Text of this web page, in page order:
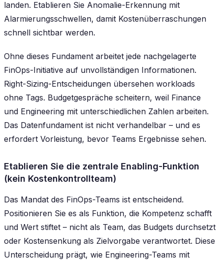
landen. Etablieren Sie Anomalie-Erkennung mit
Alarmierungsschwellen, damit Kostenüberraschungen
schnell sichtbar werden.
Ohne dieses Fundament arbeitet jede nachgelagerte
FinOps-Initiative auf unvollständigen Informationen.
Right-Sizing-Entscheidungen übersehen workloads
ohne Tags. Budgetgespräche scheitern, weil Finance
und Engineering mit unterschiedlichen Zahlen arbeiten.
Das Datenfundament ist nicht verhandelbar – und es
erfordert Vorleistung, bevor Teams Ergebnisse sehen.
Etablieren Sie die zentrale Enabling-Funktion
(kein Kostenkontrollteam)
Das Mandat des FinOps-Teams ist entscheidend.
Positionieren Sie es als Funktion, die Kompetenz schafft
und Wert stiftet – nicht als Team, das Budgets durchsetzt
oder Kostensenkung als Zielvorgabe verantwortet. Diese
Unterscheidung prägt, wie Engineering-Teams mit